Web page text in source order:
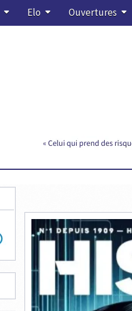
Elo Ouvertures